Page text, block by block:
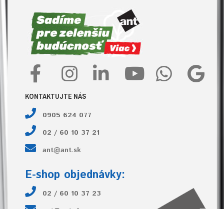
KONTAKTUJTE NÁS
0905 624 077
02 / 60 10 37 21
ant@ant.sk
E-shop objednávky:
02 / 60 10 37 23